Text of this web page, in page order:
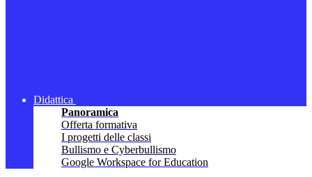
Didattica
Panoramica
Offerta formativa
I progetti delle classi
Bullismo e Cyberbullismo
Google Workspace for Education